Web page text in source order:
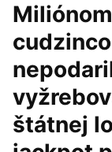
štátnej